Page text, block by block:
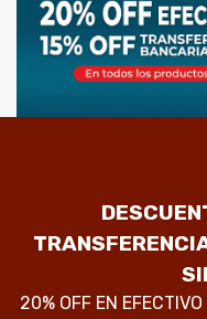
20% OFF EN